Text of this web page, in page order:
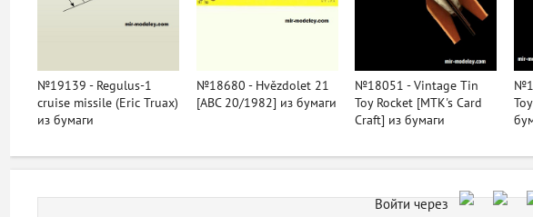
№19139 - Regulus-1
cruise missile (Eric Truax)
из бумаги
№18680 - Hvězdolet 21
[ABC 20/1982] из бумаги
№18051 - Vintage Tin
Toy Rocket [MTK's Card
Craft] из бумаги